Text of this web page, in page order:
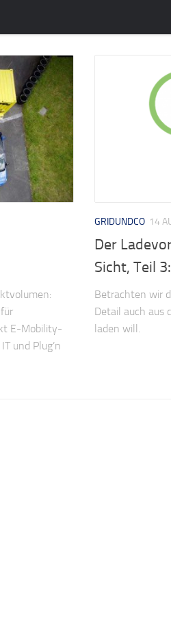
E-Mobility-
und Plug’n
GRIDUNDCO 14
Der
Sicht, Teil
Betrachten wir
Detail auch aus
laden will.